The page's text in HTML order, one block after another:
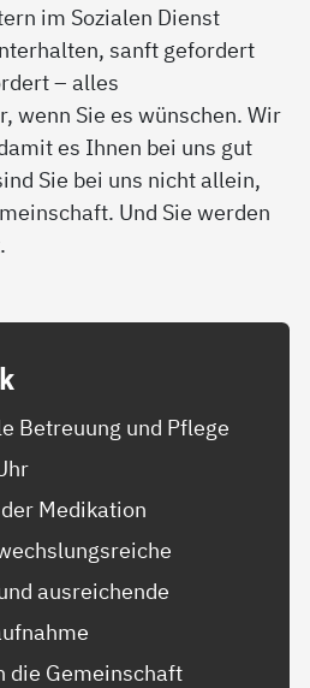
im Sozialen Dienst
sanft gefordert
– alles
wenn Sie es wünschen. Wir
es Ihnen bei uns gut
Sie bei uns nicht allein,
Und Sie werden
Betreuung und Pflege
Medikation
ausreichende
die Gemeinschaft